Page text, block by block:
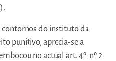
do instituto da
punitivo, aprecia-se a
no actual art. 4º, nº 2